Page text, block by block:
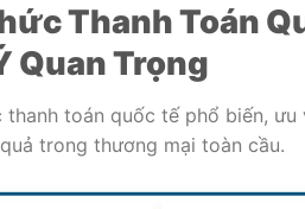
Thanh Toán
Quan Trọng
toán quốc tế phổ biến,
trong thương mại toàn cầu.